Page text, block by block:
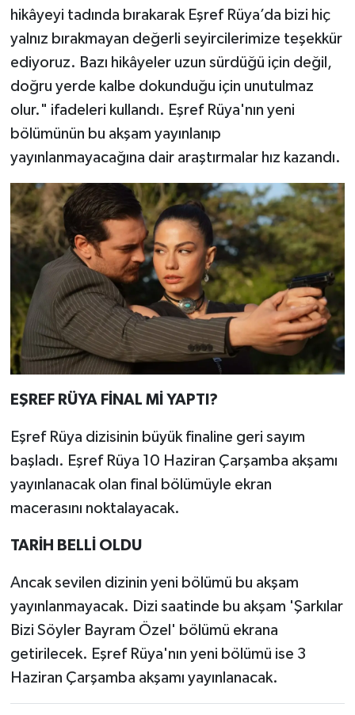
hikâyeyi tadında bırakarak Eşref Rüya’da bizi hiç
yalnız bırakmayan değerli seyircilerimize teşekkür
ediyoruz. Bazı hikâyeler uzun sürdüğü için değil,
doğru yerde kalbe dokunduğu için unutulmaz
olur." ifadeleri kullandı. Eşref Rüya'nın yeni
bölümünün bu akşam yayınlanıp
yayınlanmayacağına dair araştırmalar hız kazandı.
EŞREF RÜYA FİNAL Mİ YAPTI?
Eşref Rüya dizisinin büyük finaline geri sayım
başladı. Eşref Rüya 10 Haziran Çarşamba akşamı
yayınlanacak olan final bölümüyle ekran
macerasını noktalayacak.
TARİH BELLİ OLDU
Ancak sevilen dizinin yeni bölümü bu akşam
yayınlanmayacak. Dizi saatinde bu akşam 'Şarkılar
Bizi Söyler Bayram Özel' bölümü ekrana
getirilecek. Eşref Rüya'nın yeni bölümü ise 3
Haziran Çarşamba akşamı yayınlanacak.